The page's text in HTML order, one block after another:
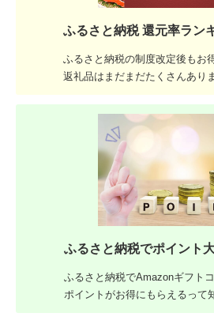
ふるさと納税 還元率ラン
ふるさと納税の制度改定後もお
返礼品はまだまだたくさんあり
ふるさと納税でポイント
ふるさと納税でAmazonギフト
ポイントがお得にもらえるって